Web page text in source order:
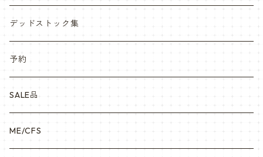
デッドストック集
予約
SALE品
ME/CFS